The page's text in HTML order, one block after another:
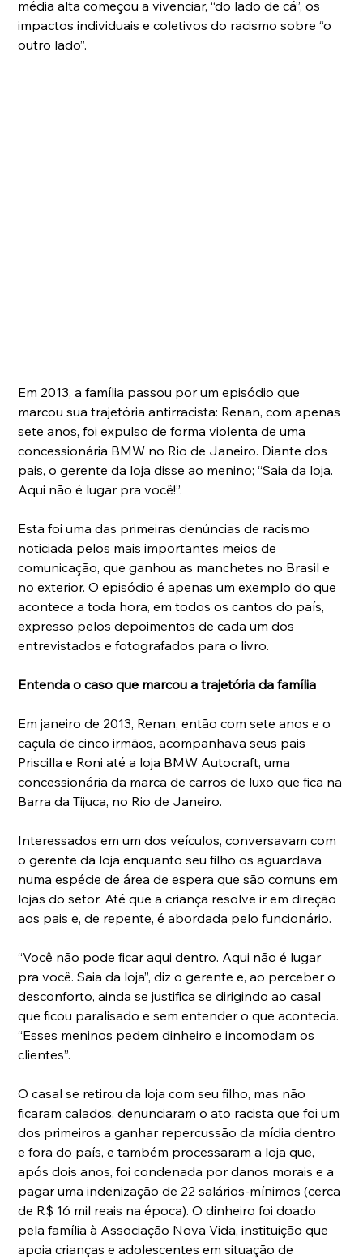
média alta começou a vivenciar, “do lado de cá”, os
impactos individuais e coletivos do racismo sobre “o
outro lado”.
Em 2013, a família passou por um episódio que
marcou sua trajetória antirracista: Renan, com apenas
sete anos, foi expulso de forma violenta de uma
concessionária BMW no Rio de Janeiro. Diante dos
pais, o gerente da loja disse ao menino; “Saia da loja.
Aqui não é lugar pra você!”.
Esta foi uma das primeiras denúncias de racismo
noticiada pelos mais importantes meios de
comunicação, que ganhou as manchetes no Brasil e
no exterior. O episódio é apenas um exemplo do que
acontece a toda hora, em todos os cantos do país,
expresso pelos depoimentos de cada um dos
entrevistados e fotografados para o livro.
Entenda o caso que marcou a trajetória da família
Em janeiro de 2013, Renan, então com sete anos e o
caçula de cinco irmãos, acompanhava seus pais
Priscilla e Roni até a loja BMW Autocraft, uma
concessionária da marca de carros de luxo que fica na
Barra da Tijuca, no Rio de Janeiro.
Interessados em um dos veículos, conversavam com
o gerente da loja enquanto seu filho os aguardava
numa espécie de área de espera que são comuns em
lojas do setor. Até que a criança resolve ir em direção
aos pais e, de repente, é abordada pelo funcionário.
“Você não pode ficar aqui dentro. Aqui não é lugar
pra você. Saia da loja”, diz o gerente e, ao perceber o
desconforto, ainda se justifica se dirigindo ao casal
que ficou paralisado e sem entender o que acontecia.
“Esses meninos pedem dinheiro e incomodam os
clientes”.
O casal se retirou da loja com seu filho, mas não
ficaram calados, denunciaram o ato racista que foi um
dos primeiros a ganhar repercussão da mídia dentro
e fora do país, e também processaram a loja que,
após dois anos, foi condenada por danos morais e a
pagar uma indenização de 22 salários-mínimos (cerca
de R$ 16 mil reais na época). O dinheiro foi doado
pela família à Associação Nova Vida, instituição que
apoia crianças e adolescentes em situação de